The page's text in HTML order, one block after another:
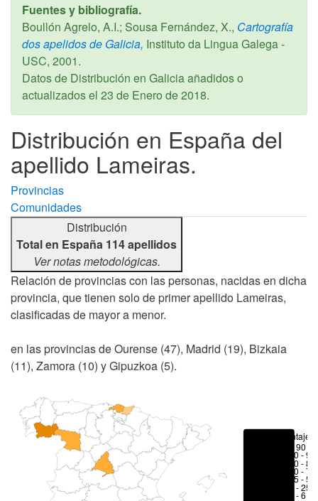
Fuentes y bibliografía.
Boullón Agrelo, A.I.; Sousa Fernández, X., Cartografía
dos apelidos de Galicia, Instituto da Lingua Galega -
USC, 2001.
Datos de Distribución en Galicia añadidos o
actualizados el 23 de Enero de 2018.
Distribución en España del
apellido Lameiras.
Provincias
Comunidades
Distribución
Total en España 114 apellidos
Ver notas metodológicas.
Relación de provincias con las personas, nacidas en dicha
provincia, que tienen solo de primer apellido Lameiras,
clasificadas de mayor a menor.
en las provincias de Ourense (47), Madrid (19), Bizkaia
(11), Zamora (10) y Gipuzkoa (5).
Porcentajes
> 90 %
80 -
70 -
50 -
25 -
6 - 25
1 - 6 %